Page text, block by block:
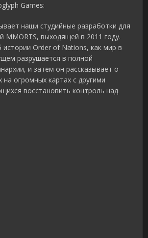
Games:
наши студийные разработки для
MMORTS, выходящей в 2011 году.
Order of Nations, как мир в
разрушается в полной
и затем он рассказывает о
огромных картах с другими
восстановить контроль над